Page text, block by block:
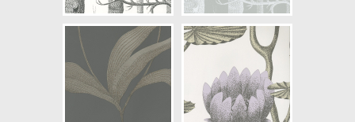
Mönster: Växande
Struktur: Slät
Cirkapris: 2465,00 kr
(Kontakta din färghandlare för
exakt pris.)